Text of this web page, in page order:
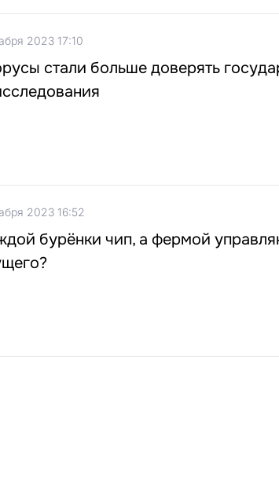
2023 17:10
стали больше доверять
2023 16:52
бурёнки чип, а фермой